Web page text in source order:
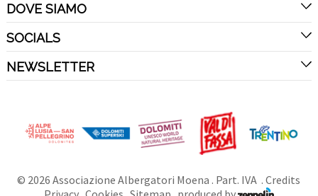
DOVE SIAMO
SOCIALS
NEWSLETTER
© 2026 Associazione Albergatori Moena . Part. IVA .Credits